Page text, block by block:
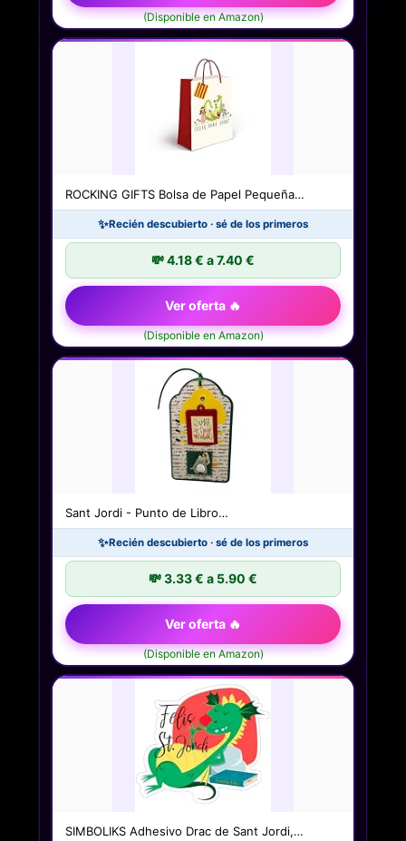
(Disponible en Amazon)
ROCKING GIFTS Bolsa de Papel Pequeña…
✨Recién descubierto · sé de los primeros
💸 4.18 € a 7.40 €
Ver oferta 🔥
(Disponible en Amazon)
Sant Jordi - Punto de Libro…
✨Recién descubierto · sé de los primeros
💸 3.33 € a 5.90 €
Ver oferta 🔥
(Disponible en Amazon)
SIMBOLIKS Adhesivo Drac de Sant Jordi,…